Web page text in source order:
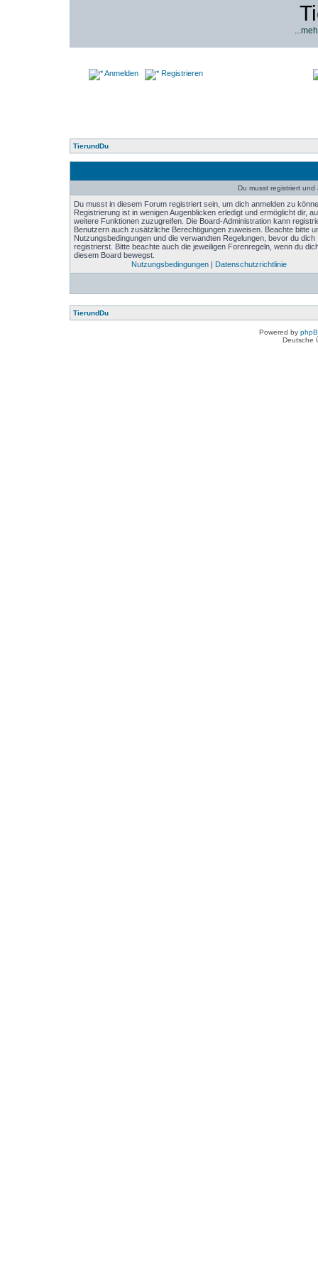
Anmelden Registrieren
TierundDu
Du musst registriert
Du musst in diesem Forum registriert sein, um dich anmelden zu
Registrierung ist in wenigen Augenblicken erledigt und ermöglicht dir,
weitere Funktionen zuzugreifen. Die Board-Administration kann
Benutzern auch zusätzliche Berechtigungen zuweisen. Beachte bitte
Nutzungsbedingungen und die verwandten Regelungen, bevor du dich
registrierst. Bitte beachte auch die jeweiligen Forenregeln, wenn du
diesem Board bewegst.
Nutzungsbedingungen| Datenschutzrichtlinie
TierundDu
Powered by
Deutsche